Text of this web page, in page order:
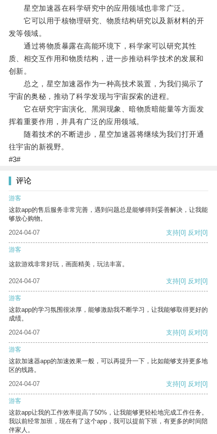
星空加速器在科学研究中的应用领域也非常广泛。
它可以用于核物理研究、物质结构研究以及新材料的开
发等领域。
通过将物质暴露在高能环境下，科学家可以研究其性
质、相交互作用和物质结构，进一步推动科学技术的发展和
创新。
总之，星空加速器作为一种高技术装置，为我们揭示了
宇宙的奥秘，推动了科学发现与宇宙探索的进程。
它在研究宇宙演化、黑洞现象、暗物质暗能量等方面发
挥着重要作用，并具有广泛的应用领域。
随着技术的不断进步，星空加速器将继续为我们打开通
往宇宙的新视野。
#3#
评论
游客
这款app的售后服务非常完善，遇到问题总是能够得到妥善解决，让我能
够放心购物。
2024-04-07
支持[0] 反对[0]
游客
这款游戏非常好玩，画面精美，玩法丰富。
2024-04-07 支持[0] 反对[0]
游客
这款app的学习氛围很浓厚，能够激励我不断学习，让我能够取得更好的
成绩。
2024-04-07
支持[0] 反对[0]
游客
这款加速器app的加速效果一般，可以再提升一下，比如能够支持更多地
区的线路。
2024-04-07
支持[0] 反对[0]
游客
这款app让我的工作效率提高了50%，让我能够更轻松地完成工作任务。
我以前经常加班，现在有了这个app，我可以提前下班，有更多的时间陪
伴家人。